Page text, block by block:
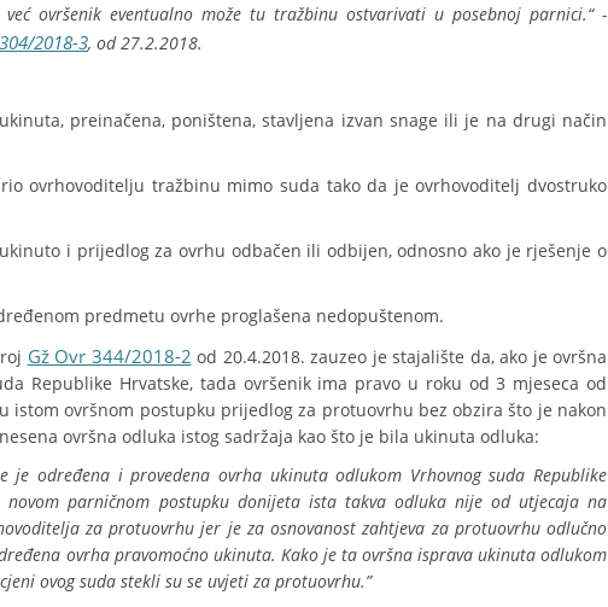
ovršenik eventualno može tu tražbinu ostvarivati u posebnoj parnici.“ -
2018-3, od 27.2.2018.
preinačena, poništena, stavljena izvan snage ili je na drugi način
ovrhovoditelju tražbinu mimo suda tako da je ovrhovoditelj dvostruko
i prijedlog za ovrhu odbačen ili odbijen, odnosno ako je rješenje o
predmetu ovrhe proglašena nedopuštenom.
Gž Ovr 344/2018-2 od 20.4.2018. zauzeo je stajalište da, ako je ovršna
Republike Hrvatske, tada ovršenik ima pravo u roku od 3 mjeseca od
istom ovršnom postupku prijedlog za protuovrhu bez obzira što je nakon
ovršna odluka istog sadržaja kao što je bila ukinuta odluka:
je određena i provedena ovrha ukinuta odlukom Vrhovnog suda Republike
parničnom postupku donijeta ista takva odluka nije od utjecaja na
za protuovrhu jer je za osnovanost zahtjeva za protuovrhu odlučno
ovrha pravomoćno ukinuta. Kako je ta ovršna isprava ukinuta odlukom
ovog suda stekli su se uvjeti za protuovrhu.”